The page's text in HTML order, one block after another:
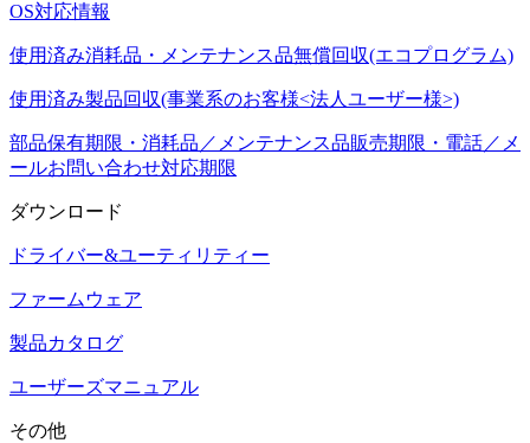
OS対応情報
使用済み消耗品・メンテナンス品無償回収(エコプログラム)
使用済み製品回収(事業系のお客様<法人ユーザー様>)
部品保有期限・消耗品／メンテナンス品販売期限・電話／メ
ールお問い合わせ対応期限
ダウンロード
ドライバー&ユーティリティー
ファームウェア
製品カタログ
ユーザーズマニュアル
その他